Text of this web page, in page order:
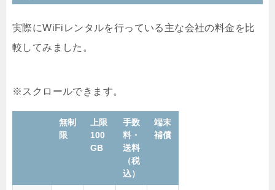
実際にWiFiレンタルを行っている主な会社の料金を比
較してみました。
無制
限
上限
100
GB
手数
料・
送料
（税
込）
端末
補償